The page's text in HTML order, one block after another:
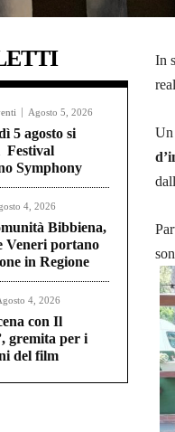
Agosto 5, 2026
5 agosto si
Festival
Symphony
4, 2026
Bibbiena,
Veneri portano
in Regione
4, 2026
con Il
gremita per i
del film
In
Un